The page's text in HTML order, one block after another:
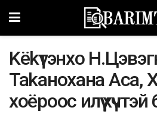
Kёkүтэнхо
Takaнoxaнa Aca,
хоёроос илүү